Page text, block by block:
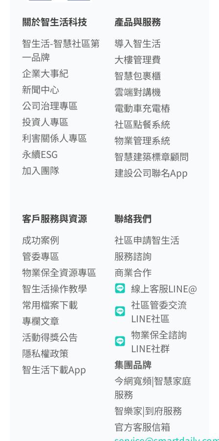
關於智生活科技
智生活-智慧社區第
一品牌
企業大事紀
新聞中心
公司治理專區
投資人專區
利害關係人專區
永續ESG
加入團隊
產品與服務
導入智生活
大樓管理費
智慧包裹櫃
雲端對講機
電動車充電樁
社區點餐系統
物業管理系統
智慧建築標章顧問
建設公司聯名App
客戶服務與資源
成功案例
管委專區
物業保全資源專區
智生活操作教學
常用檔案下載
專欄文章
活動得獎公告
隱私權政策
智生活下載App
聯絡我們
社區申請智生活
服務諮詢
商業合作
線上客服LINE@
社區管委交流
LINE社區
物業保全諮詢
LINE社群
集團品牌
今網寬頻|智慧家庭
服務
智樂家|到府服務
官方客服信箱